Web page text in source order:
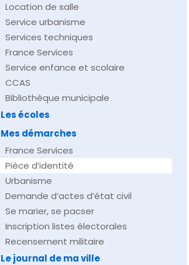
Location de salle
Service urbanisme
Services techniques
France Services
Service enfance et scolaire
CCAS
Bibliothèque municipale
Les écoles
Mes démarches
France Services
Pièce d’identité
Urbanisme
Demande d’actes d’état civil
Se marier, se pacser
Inscription listes électorales
Recensement militaire
Le journal de ma ville